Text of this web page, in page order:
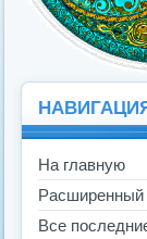
На главную
Расширенный
Все